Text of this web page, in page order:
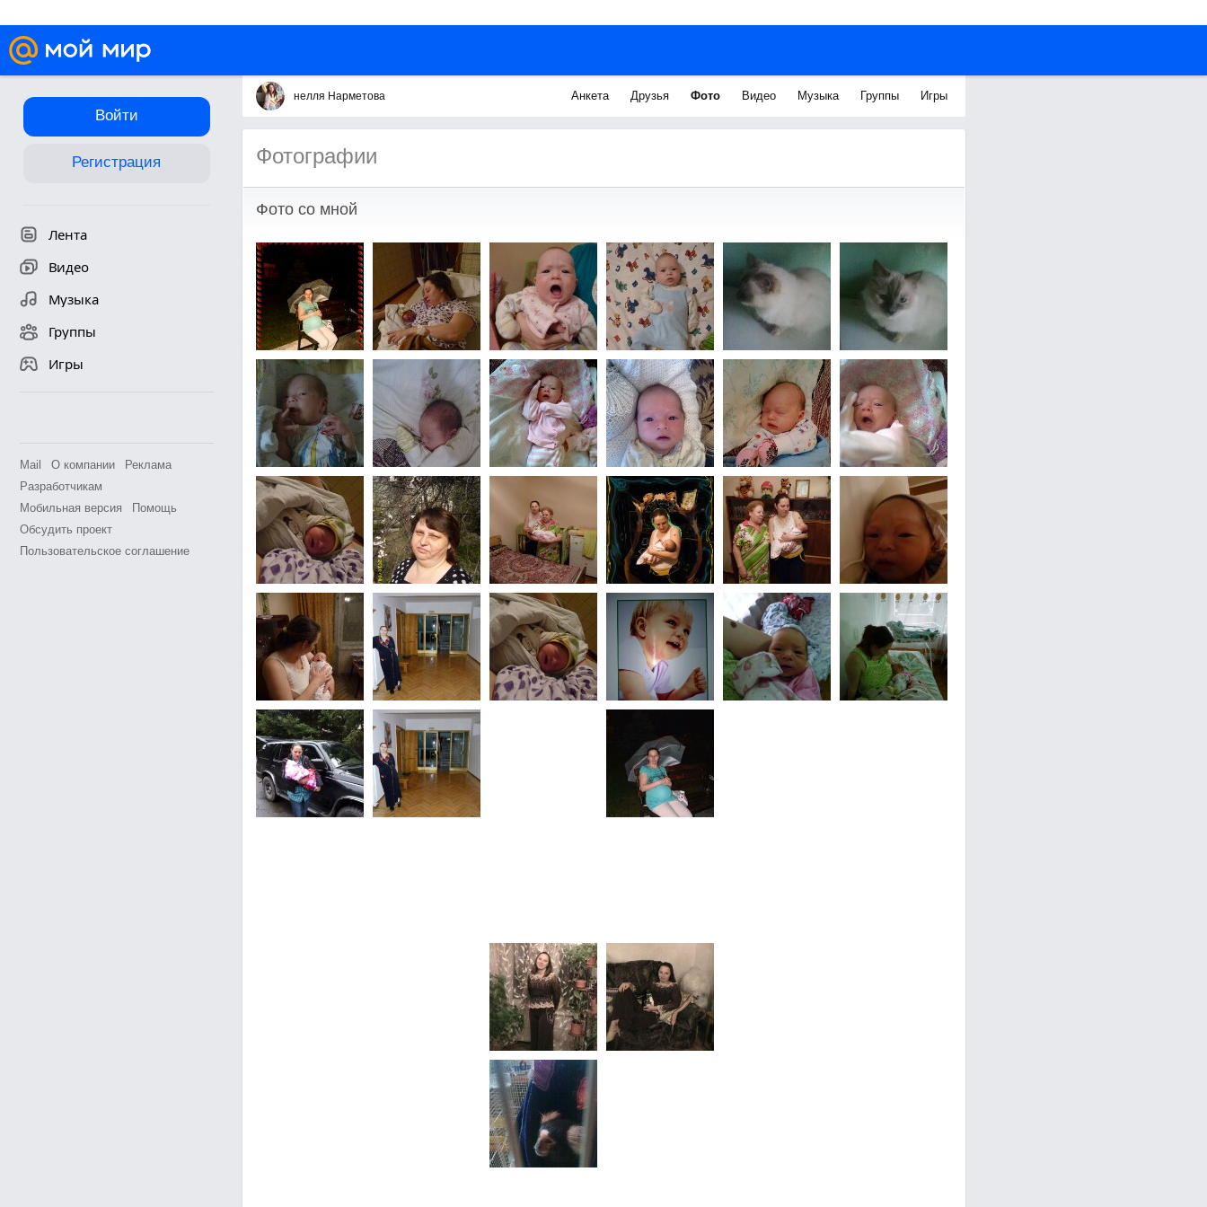
Войти
Регистрация
Лента
Видео
Музыка
Группы
Игры
Mail О компании
Реклама
Разработчикам
Мобильная версия
Помощь
Обсудить проект
Пользовательское соглашение
нелля Нарметова Анкета Друзья Фото Видео Музыка Группы Игры
Фотографии
Фото со мной